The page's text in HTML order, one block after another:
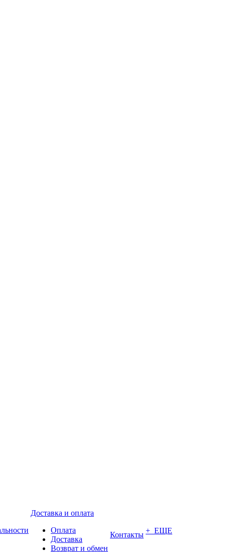
Доставка и оплата
Оплата
Доставка
Возврат и обмен
Контакты + ЕЩЕ